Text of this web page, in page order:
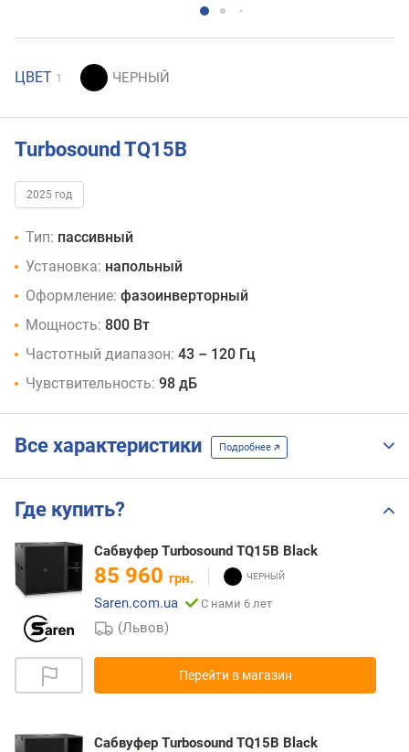
ЦВЕТ 1
Turbosound TQ15B
2025 год
Тип: пассивный
Установка: напольный
Оформление: фазоинверторный
Мощность: 800 Вт
Частотный диапазон: 43 – 120 Гц
Чувствительность: 98 дБ
Все характеристики Подробнее
Где купить?
Сабвуфер Turbosound TQ15B Black
85 960 грн.
Saren.com.ua
С нами 6 лет
(Львов)
Перейти в магазин
Сабвуфер Turbosound TQ15B Black